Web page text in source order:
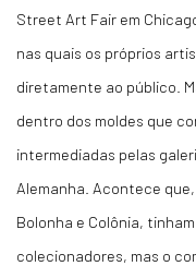
Street Art Fair em
nas quais os próprios
diretamente ao público.
dentro dos moldes que
intermediadas pelas
Alemanha. Acontece
Bolonha e Colônia,
colecionadores, mas o